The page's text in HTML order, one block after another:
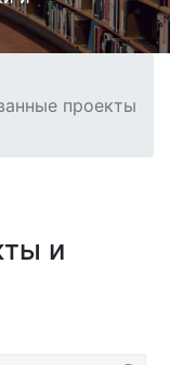
проекты
и